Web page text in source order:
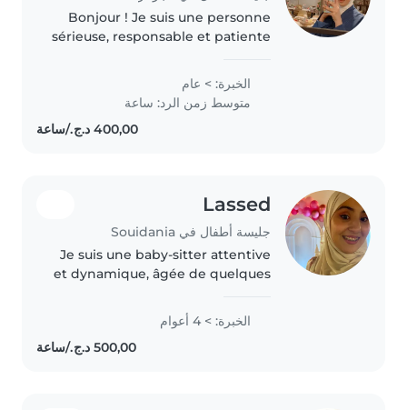
Bonjour ! Je suis une personne
sérieuse, responsable et patiente
jeux, aider aux devoirs et veiller à
leur sécurité..
الخبرة: > عام
متوسط زمن الرد: ساعة
Lassed
جليسة أطفال في Souidania
Je suis une baby-sitter attentive
et dynamique, âgée de quelques
d'expérience auprès d'enfants
de toutes tranches d'âge.
Passionnée de lecture et dotée
الخبرة: > 4 أعوام